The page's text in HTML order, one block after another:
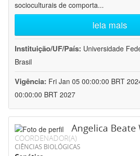
socioculturais de comporta...
leia mais
Instituição/UF/País: Universidade
Brasil
Vigência: Fri Jan 05 00:00:00 BRT
00:00:00 BRT 2027
Angelica
COORDENADOR(A)
CIÊNCIAS BIOLÓGICAS